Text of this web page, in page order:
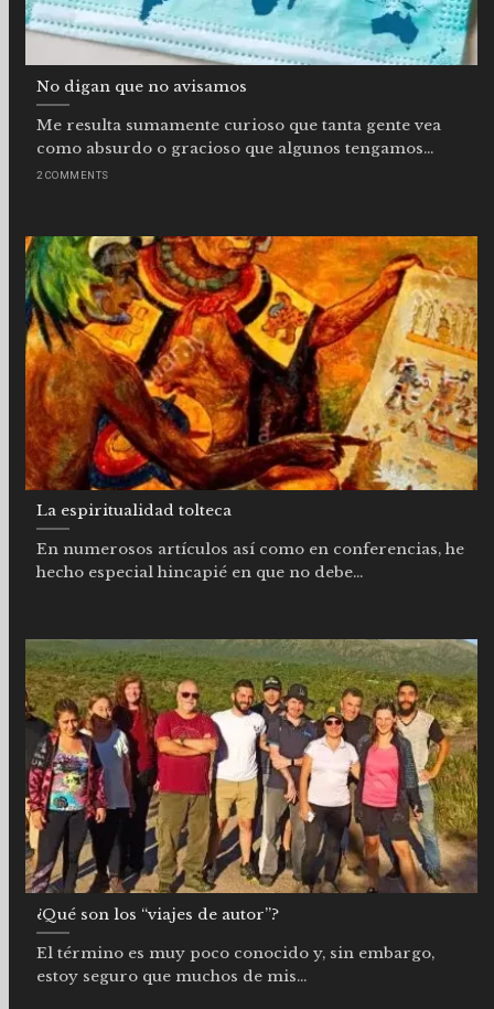
No digan que no avisamos
Me resulta sumamente curioso que tanta gente vea
como absurdo o gracioso que algunos tengamos...
2 COMMENTS
La espiritualidad tolteca
En numerosos artículos así como en conferencias, he
hecho especial hincapié en que no debe...
¿Qué son los “viajes de autor”?
El término es muy poco conocido y, sin embargo,
estoy seguro que muchos de mis...